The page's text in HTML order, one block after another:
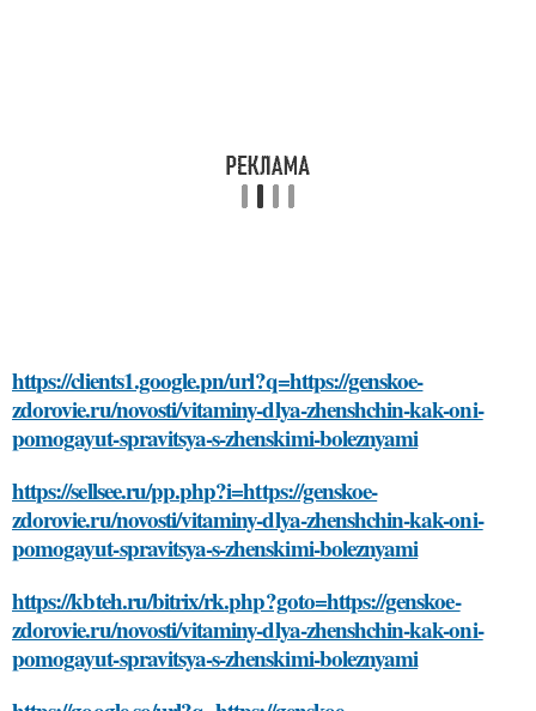
https://clients1.google.pn/url?q=https://genskoe-
zdorovie.ru/novosti/vitaminy-dlya-zhenshchin-kak-oni-
pomogayut-spravitsya-s-zhenskimi-boleznyami
https://sellsee.ru/pp.php?i=https://genskoe-
zdorovie.ru/novosti/vitaminy-dlya-zhenshchin-kak-oni-
pomogayut-spravitsya-s-zhenskimi-boleznyami
https://kbteh.ru/bitrix/rk.php?goto=https://genskoe-
zdorovie.ru/novosti/vitaminy-dlya-zhenshchin-kak-oni-
pomogayut-spravitsya-s-zhenskimi-boleznyami